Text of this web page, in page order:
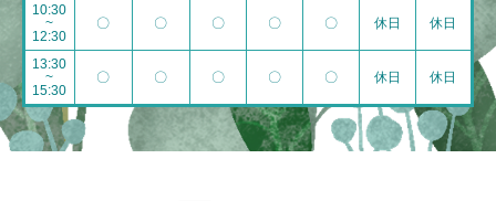
10:30
~
12:30
〇 〇 〇 〇 〇 休日 休日
13:30
~
15:30
〇 〇 〇 〇 〇 休日 休日